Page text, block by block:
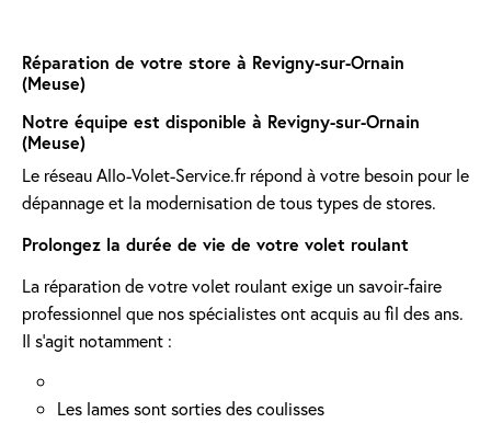
Réparation de votre store à Revigny-sur-Ornain
(Meuse)
Notre équipe est disponible à Revigny-sur-Ornain
(Meuse)
Le réseau Allo-Volet-Service.fr répond à votre besoin pour le
dépannage et la modernisation de tous types de stores.
Prolongez la durée de vie de votre volet roulant
La réparation de votre volet roulant exige un savoir-faire
professionnel que nos spécialistes ont acquis au fil des ans.
Il s'agit notamment :
Les lames sont sorties des coulisses